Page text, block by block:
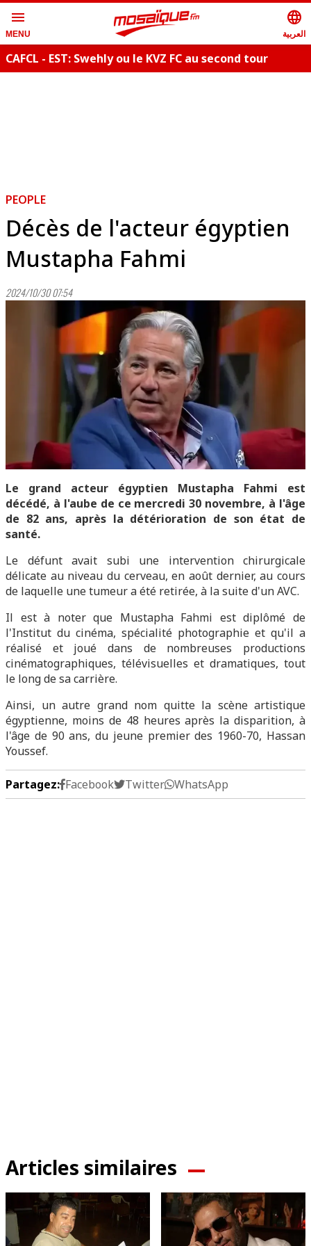
menu
MENU
language
العربية
CAFCL - EST: Swehly ou le KVZ FC au second tour
PEOPLE
Décès de l'acteur égyptien
Mustapha Fahmi
2024/10/30 07:54
Le grand acteur égyptien Mustapha Fahmi est
décédé, à l'aube de ce mercredi 30 novembre, à l'âge
de 82 ans, après la détérioration de son état de
santé.
Le défunt avait subi une intervention chirurgicale
délicate au niveau du cerveau, en août dernier, au cours
de laquelle une tumeur a été retirée, à la suite d'un AVC.
Il est à noter que Mustapha Fahmi est diplômé de
l'Institut du cinéma, spécialité photographie et qu'il a
réalisé et joué dans de nombreuses productions
cinématographiques, télévisuelles et dramatiques, tout
le long de sa carrière.
Ainsi, un autre grand nom quitte la scène artistique
égyptienne, moins de 48 heures après la disparition, à
l'âge de 90 ans, du jeune premier des 1960-70, Hassan
Youssef.
Partagez: Facebook Twitter WhatsApp
Articles similaires